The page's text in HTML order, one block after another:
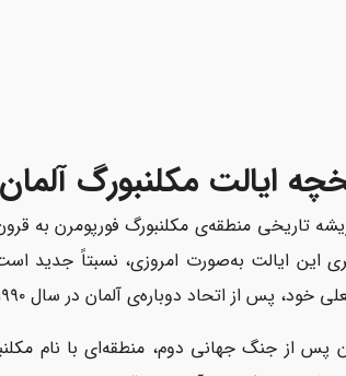
ایالت مکلنبورگ آلمان
تاریخی منطقه‌ی مکلنبورگ فورپومرن به
این ایالت به‌صورت امروزی، نسبتاً جدید
خود، پس از اتحاد دوباره‌ی آلمان در سال ۱۹۹۰ تأسیس شد.
پس از جنگ جهانی دوم، منطقه‌ای با نام